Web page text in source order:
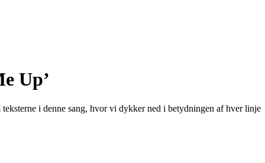
Up’
i denne sang, hvor vi dykker ned i betydningen af ​​hver linje